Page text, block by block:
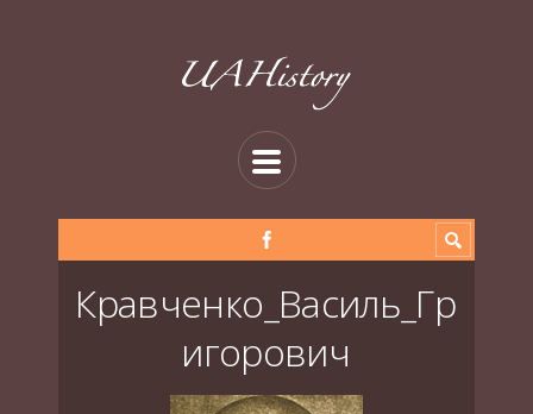
Кравченко_Василь_Гр
игорович